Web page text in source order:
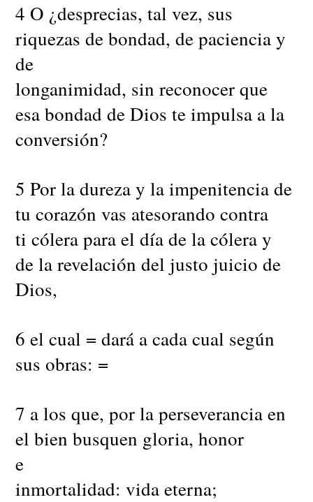
4 O ¿desprecias, tal vez, sus
riquezas de bondad, de paciencia y
de
longanimidad, sin reconocer que
esa bondad de Dios te impulsa a la
conversión?
5 Por la dureza y la impenitencia de
tu corazón vas atesorando contra
ti cólera para el día de la cólera y
de la revelación del justo juicio de
Dios,
6 el cual = dará a cada cual según
sus obras: =
7 a los que, por la perseverancia en
el bien busquen gloria, honor
e
inmortalidad: vida eterna;